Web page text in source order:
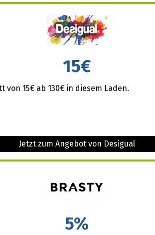
15€
von 15€ ab 130€ in diesem Laden.
Jetzt zum Angebot von Desigual
5%